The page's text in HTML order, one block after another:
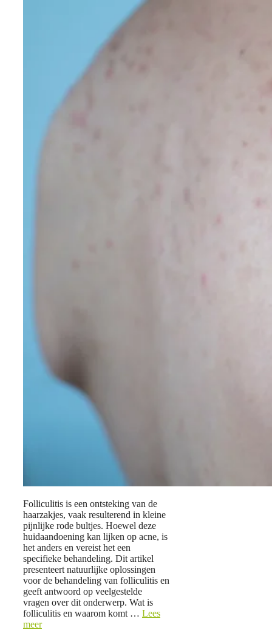
Folliculitis is een ontsteking van de
haarzakjes, vaak resulterend in kleine
pijnlijke rode bultjes. Hoewel deze
huidaandoening kan lijken op acne, is
het anders en vereist het een
specifieke behandeling. Dit artikel
presenteert natuurlijke oplossingen
voor de behandeling van folliculitis en
geeft antwoord op veelgestelde
vragen over dit onderwerp. Wat is
folliculitis en waarom komt … Lees
meer